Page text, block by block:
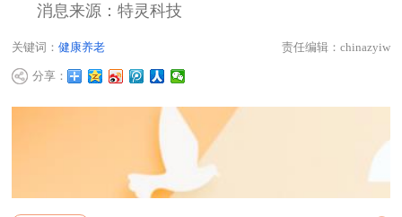
消息来源：特灵科技
关键词：健康养老 责任编辑：chinazyiw
分享：